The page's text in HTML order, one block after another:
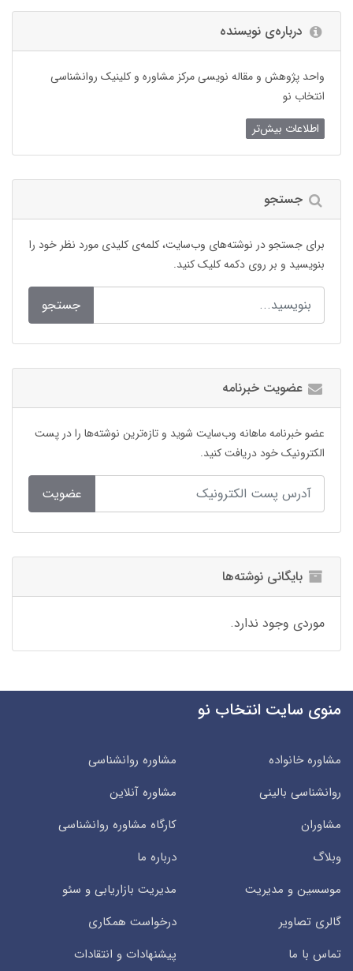
درباره‌ی نویسنده
واحد پژوهش و مقاله نویسی مرکز مشاوره و کلینیک روانشناسی
انتخاب نو
اطلاعات بیش‌تر
جستجو
برای جستجو در نوشته‌های وب‌سایت، کلمه‌ی کلیدی مورد نظر خود را
بنویسید و بر روی دکمه کلیک کنید.
جستجو
عضویت خبرنامه
عضو خبرنامه ماهانه وب‌سایت شوید و تازه‌ترین نوشته‌ها را در پست
الکترونیک خود دریافت کنید.
عضویت
بایگانی نوشته‌ها
موردی وجود ندارد.
منوی سایت انتخاب نو
مشاوره خانواده
مشاوره روانشناسی
روانشناسی بالینی
مشاوره آنلاین
مشاوران
کارگاه مشاوره روانشناسی
وبلاگ
درباره ما
موسسین و مدیریت
مدیریت بازاریابی و سئو
گالری تصاویر
درخواست همکاری
تماس با ما
پیشنهادات و انتقادات